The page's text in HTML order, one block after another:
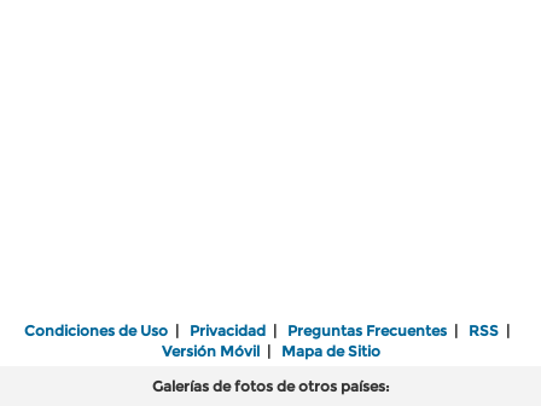
Condiciones de Uso | Privacidad | Preguntas Frecuentes | RSS |
Versión Móvil| Mapa de Sitio
Galerías de fotos de otros países: